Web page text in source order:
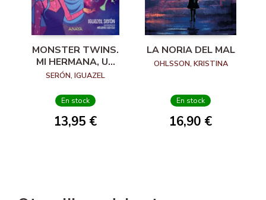
MONSTER TWINS.
MI HERMANA, UN
ZOMBI Y YO
SERÓN, IGUAZEL
En stock
13,95 €
LA NORIA DEL MAL
OHLSSON, KRISTINA
En stock
16,90 €